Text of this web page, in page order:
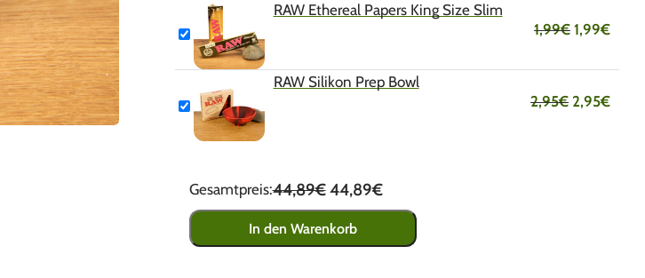
RAW Ethereal Papers King Size Slim
1,99€ 1,99€
RAW Silikon Prep Bowl
2,95€ 2,95€
Gesamtpreis:44,89€44,89€
In den Warenkorb